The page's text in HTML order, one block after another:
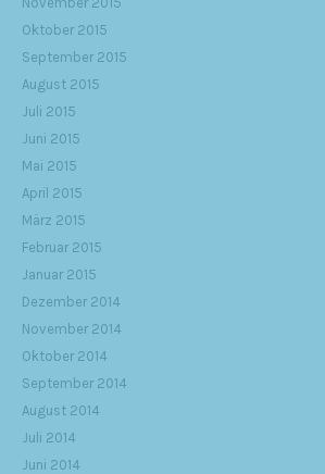
Oktober 2015
September 2015
August 2015
Juli 2015
Juni 2015
Mai 2015
April 2015
März 2015
Februar 2015
Januar 2015
Dezember 2014
November 2014
Oktober 2014
September 2014
August 2014
Juli 2014
Juni 2014